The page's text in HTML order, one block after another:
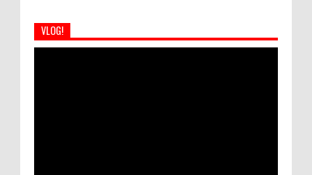
VLOG!